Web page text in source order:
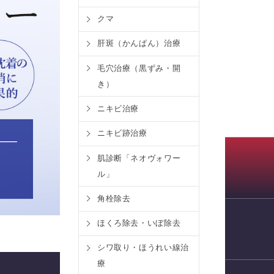
クマ
肝斑（かんぱん）治療
毛穴治療（黒ずみ・開
き）
ニキビ治療
ニキビ跡治療
肌診断「ネオヴォワー
ル」
角栓除去
ほくろ除去・いぼ除去
シワ取り・ほうれい線治
療